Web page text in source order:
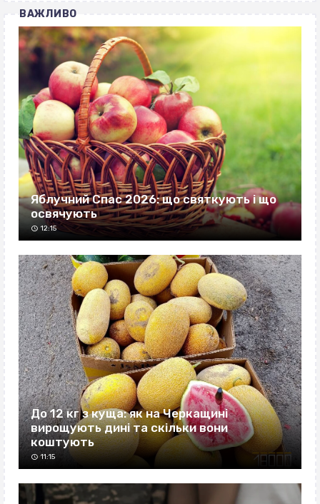
ВАЖЛИВО
Яблучний Спас 2026: що святкують і що
освячують
12:15
До 12 кг з куща: як на Черкащині
вирощують дині та скільки вони
коштують
11:15